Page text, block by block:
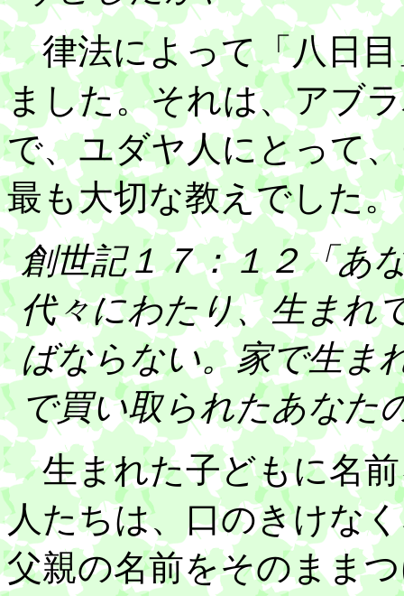
律法によって「八日目
ました。それは、アブ
で、ユダヤ人にとって
最も大切な教えでした。
創世記１７：１２「あ
代々にわたり、生まれ
ばならない。家で生ま
で買い取られたあなた
生まれた子どもに名前
人たちは、口のきけな
父親の名前をそのまま